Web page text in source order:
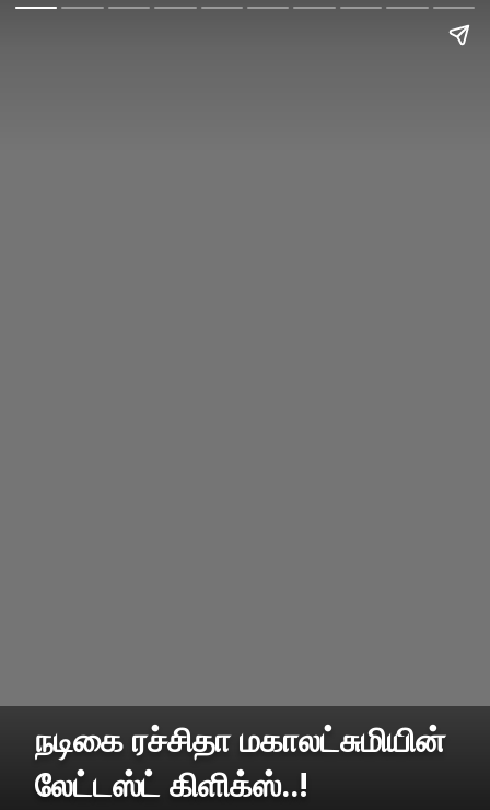
நடிகை ரச்சிதா மகாலட்சுமியின்
லேட்டஸ்ட் கிளிக்ஸ்..!